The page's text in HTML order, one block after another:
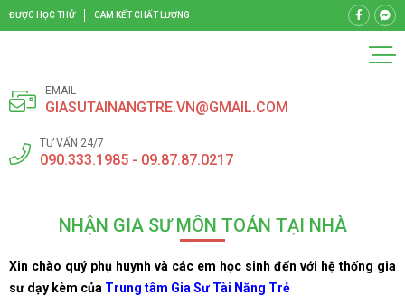
ĐƯỢC HỌC THỬ CAM KẾT CHẤT LƯỢNG
EMAIL
GIASUTAINANGTRE.VN@GMAIL.COM
TƯ VẤN 24/7
090.333.1985 - 09.87.87.0217
NHẬN GIA SƯ MÔN TOÁN TẠI NHÀ
Xin chào quý phụ huynh và các em học sinh đến với hệ thống gia
sư dạy kèm của Trung tâm Gia Sư Tài Năng Trẻ